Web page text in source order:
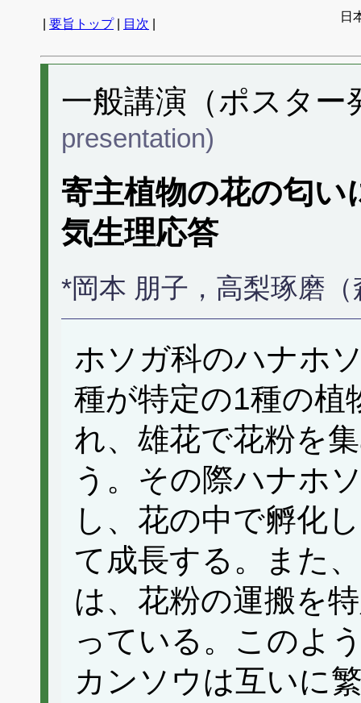
要旨トップ| 目次
日
一般講演（ポスター
presentation)
寄主植物の花の匂
気生理応答
*岡本 朋子，高梨琢磨
ホソガ科のハナホ
種が特定の1種の植
れ、雄花で花粉を
う。その際ハナホ
し、花の中で孵化
て成長する。また
は、花粉の運搬を
っている。このよ
カンソウは互いに